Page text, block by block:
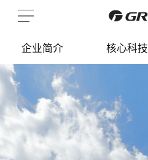
企业简介 核心科技